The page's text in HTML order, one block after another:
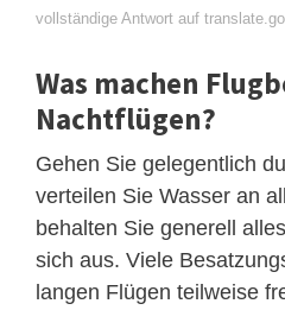
vollständige Antwort auf
Was machen
Nachtflügen?
Gehen Sie gelegentlich
verteilen Sie Wasser an
behalten Sie generell
sich aus. Viele
langen Flügen teilweise